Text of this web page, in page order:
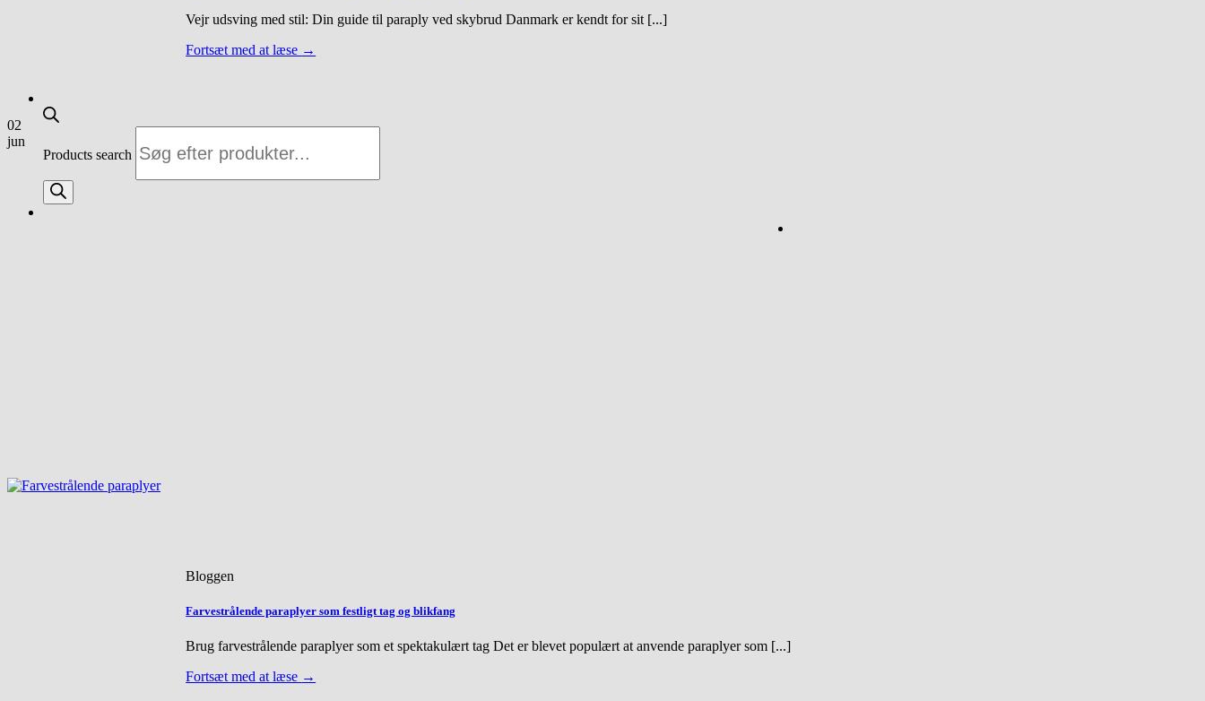
Products search
Vejr udsving med stil: Din guide til paraply ved skybrud Danmark er kendt for sit [...]
Fortsæt med at læse →
02
jun
Bloggen
Farvestrålende paraplyer som festligt tag og blikfang
Brug farvestrålende paraplyer som et spektakulært tag Det er blevet populært at anvende paraplyer som [...]
Fortsæt med at læse →